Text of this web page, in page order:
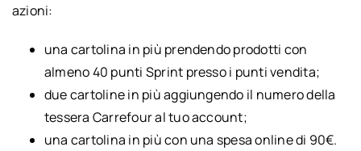
azioni:
una cartolina in più prendendo prodotti con
almeno 40 punti Sprint presso i punti vendita;
due cartoline in più aggiungendo il numero della
tessera Carrefour al tuo account;
una cartolina in più con una spesa online di 90€.